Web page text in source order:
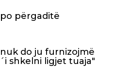
po përgaditë
do ju furnizojmë
shkelni ligjet tuaja"